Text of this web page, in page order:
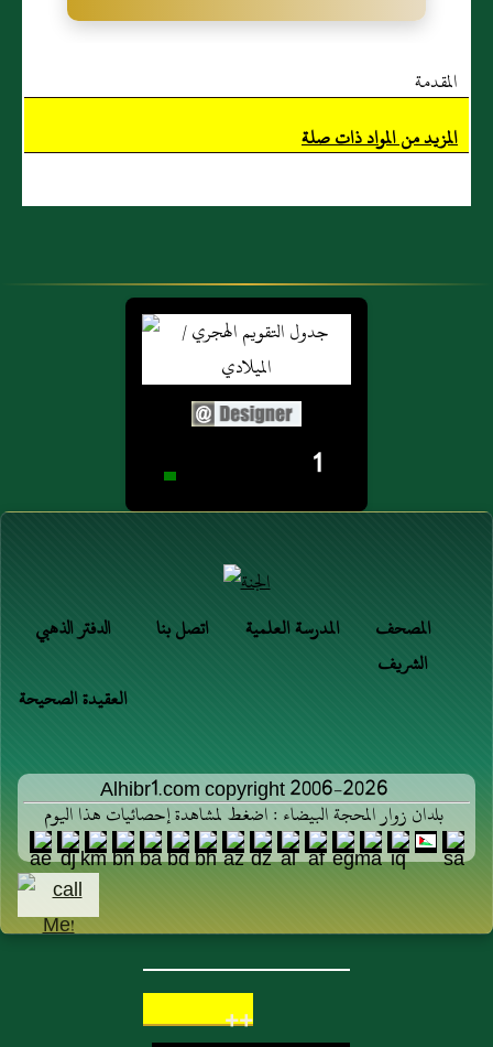
المقدمة
المزيد من المواد ذات صلة
1
الدفتر الذهبي اتصل بنا المدرسة العلمية
المصحف
الشريف
العقيدة الصحيحة
Alhibr1.com copyright 2006-2026
بلدان زوار المحجة البيضاء : اضغط لمشاهدة إحصائيات هذا اليوم
++